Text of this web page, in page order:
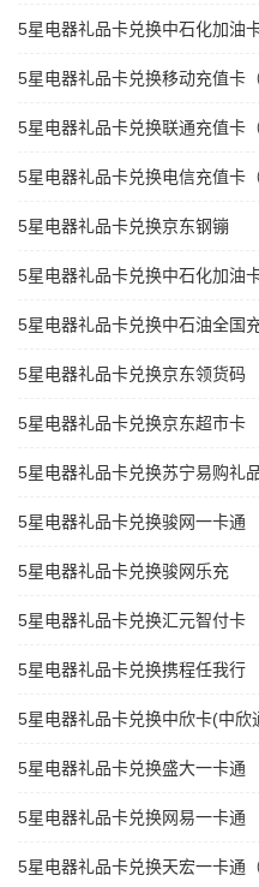
5星电器礼品卡兑换中石化加油
5星电器礼品卡兑换移动充值卡
5星电器礼品卡兑换联通充值卡
5星电器礼品卡兑换电信充值卡
5星电器礼品卡兑换京东钢镚
5星电器礼品卡兑换中石化加油
5星电器礼品卡兑换中石油全国
5星电器礼品卡兑换京东领货码
5星电器礼品卡兑换京东超市卡
5星电器礼品卡兑换苏宁易购礼
5星电器礼品卡兑换骏网一卡通
5星电器礼品卡兑换骏网乐充
5星电器礼品卡兑换汇元智付卡
5星电器礼品卡兑换携程任我行
5星电器礼品卡兑换中欣卡(中欣
5星电器礼品卡兑换盛大一卡通
5星电器礼品卡兑换网易一卡通
5星电器礼品卡兑换天宏一卡通